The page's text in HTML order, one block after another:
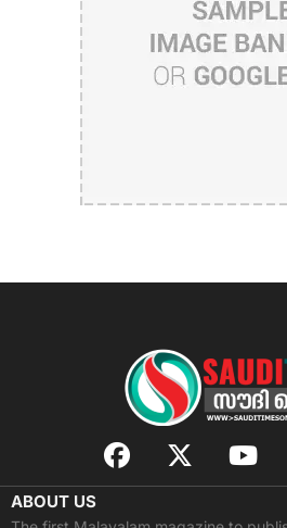
F
a
c
e
X
-
t
w
Y
o
u
t
ABOUT US